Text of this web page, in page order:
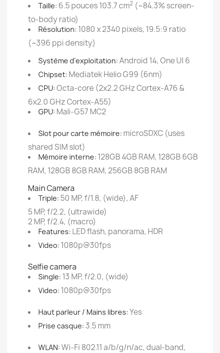
Taille: 6.5 pouces103.7 cm2 (~84.3% screen-
to-body ratio)
Résolution: 1080 x 2340 pixels, 19.5:9 ratio
(~396 ppi density)
Système d'exploitation: Android 14, One UI 6
Chipset: Mediatek Helio G99 (6nm)
CPU: Octa-core (2x2.2 GHz Cortex-A76 &
6x2.0 GHz Cortex-A55)
GPU: Mali-G57 MC2
Slot pour carte mémoire: microSDXC (uses
shared SIM slot)
Mémoire interne: 128GB 4GB RAM, 128GB 6GB
RAM, 128GB 8GB RAM, 256GB 8GB RAM
Main Camera
Triple: 50 MP, f/1.8, (wide), AF
5 MP, f/2.2, (ultrawide)
2 MP, f/2.4, (macro)
Features: LED flash, panorama, HDR
Video: 1080p@30fps
Selfie camera
Single: 13 MP, f/2.0, (wide)
Video: 1080p@30fps
Haut parleur / Mains libres: Yes
Prise casque: 3.5 mm
WLAN: Wi-Fi 802.11 a/b/g/n/ac, dual-band,